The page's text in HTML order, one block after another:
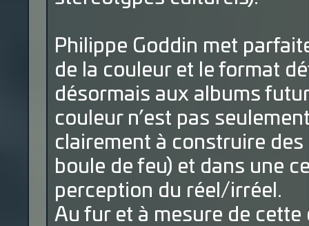
Philippe Goddin met
de la couleur et le format
désormais aux albums
couleur n’est pas
clairement à construire
boule de feu) et dans une
perception du réel/irréel.
Au fur et à mesure de